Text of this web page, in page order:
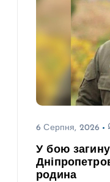
6 Серпня, 2026
У бою
родина